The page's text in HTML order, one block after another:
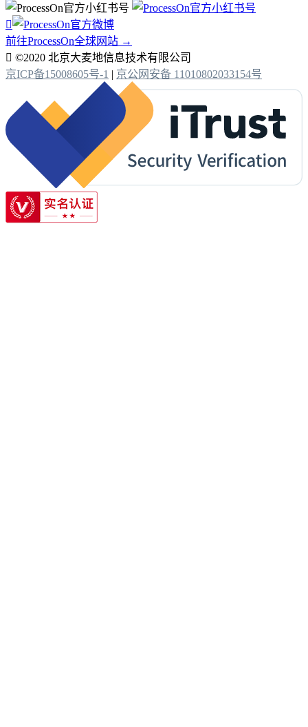

前往ProcessOn全球网站 →
 ©2020 北京大麦地信息技术有限公司
京ICP备15008605号-1 | 京公网安备 11010802033154号